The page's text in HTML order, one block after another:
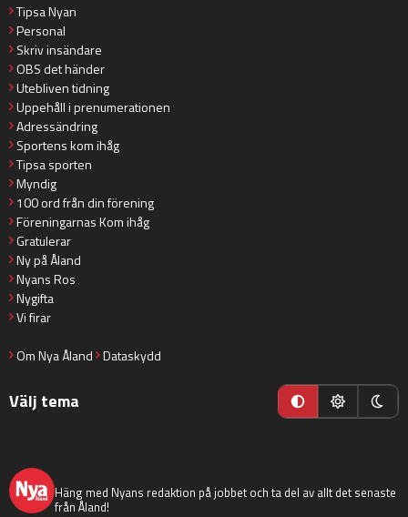
Tipsa Nyan
Personal
Skriv insändare
OBS det händer
Utebliven tidning
Uppehåll i prenumerationen
Adressändring
Sportens kom ihåg
Tipsa sporten
Myndig
100 ord från din förening
Föreningarnas Kom ihåg
Gratulerar
Ny på Åland
Nyans Ros
Nygifta
Vi firar
Om Nya Åland Dataskydd
Välj tema
Häng med Nyans redaktion på jobbet och ta del av allt det senaste
från Åland!